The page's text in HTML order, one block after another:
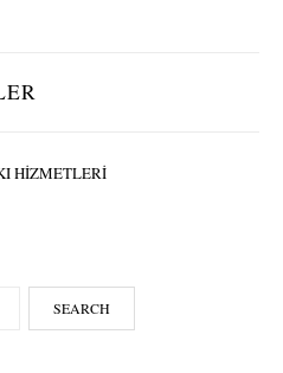
HİZMETLERİ
SEARCH